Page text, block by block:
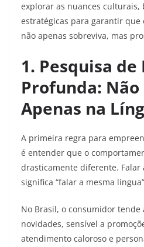
explorar as nuances culturais,
estratégicas para garantir
não apenas sobreviva, mas
1. Pesquisa
Profunda: Não
Apenas na
A primeira regra para
é entender que o
drasticamente diferente. Falar
significa “falar a mesma
No Brasil, o consumidor tende
novidades, sensível a
atendimento caloroso e